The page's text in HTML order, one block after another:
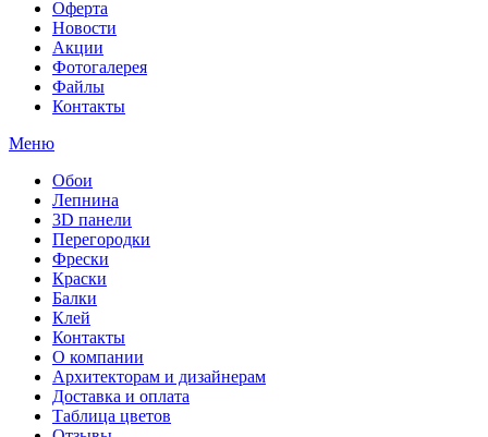
Оферта
Новости
Акции
Фотогалерея
Файлы
Контакты
Меню
Обои
Лепнина
3D панели
Перегородки
Фрески
Краски
Балки
Клей
Контакты
О компании
Архитекторам и дизайнерам
Доставка и оплата
Таблица цветов